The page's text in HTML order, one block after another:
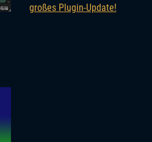
großes Plugin-Update!